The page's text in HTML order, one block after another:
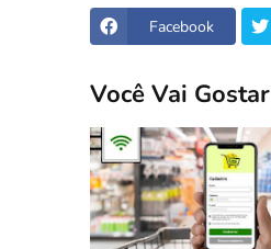
Facebook
Você Vai Gostar